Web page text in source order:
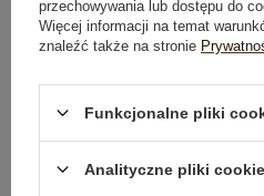
Do darmowej dostawy brakuje
100 dni na zwrot
przechowywania lub dostępu do
Więcej informacji na temat
znaleźć także na stronie
Funkcjonalne pliki
Analityczne pliki cookie